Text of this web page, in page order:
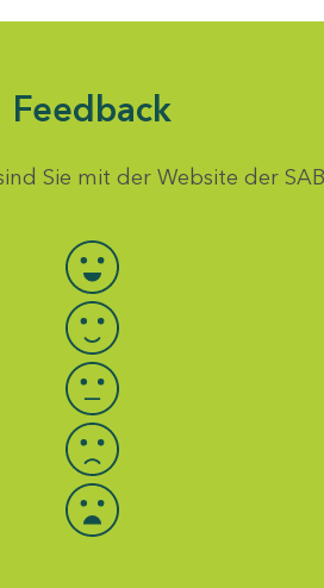
Feedback
Sie mit der Website der
Bewertung auswählen